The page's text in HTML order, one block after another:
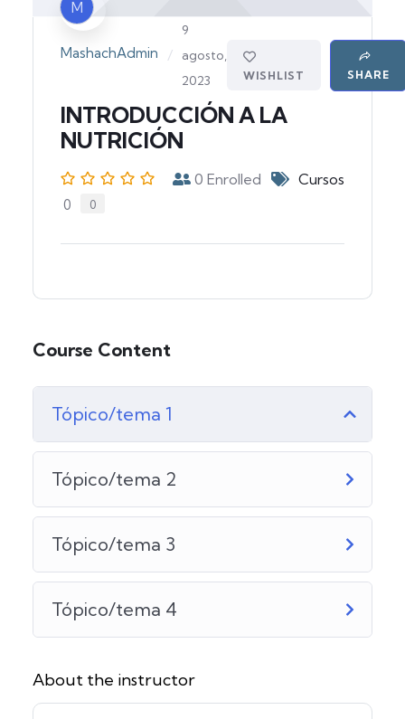
M
MashachAdmin /
9
agosto,
2023
WISHLIST SHARE
INTRODUCCIÓN A LA
NUTRICIÓN
0 0
0 Enrolled Cursos
Course Content
Tópico/tema 1
Tópico/tema 2
Tópico/tema 3
Tópico/tema 4
About the instructor